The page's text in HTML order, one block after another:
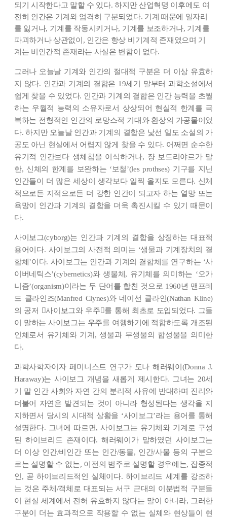
되기 시작한다고 말할 수 있다. 하지만 산업혁명 이후에도 여
전히 인간은 기계와 엄격히 구분되었다. 기계 때문에 일자리
를 잃거나, 기계를 작동시키거나, 기계를 보조하거나, 기계를
파괴하거나 상관없이, 인간은 항상 비기계적 존재였으며 기
계는 비인간적 존재라는 사실은 변함이 없다.
그러나 오늘날 기계와 인간의 절대적 구분은 더 이상 유효하
지 않다. 인간과 기계의 결합은 19세기 말부터 과학소설에서
쉽게 찾을 수 있었다. 인간과 기계의 결합은 인간 능력을 초월
하는 우월적 능력의 소유자로서 상상되어 현실적 한계를 극
복하는 전형적인 인간의 로망스적 기대와 환상의 가공물이었
다. 하지만 오늘날 인간과 기계의 결합은 낯선 일도 소설의 가
공도 아닌 현실에서 어렵지 않게 찾을 수 있다. 어쩌면 순수한
유기적 인간보다 생체칩을 이식하거나, 쟝 보드리야르가 말
한, 신체의 한계를 보완하는 ‘보철’(les prothses) 기구를 지닌
인간들이 더 많은 세상이 생각보다 일찍 올지도 모른다. 신체
적으로든 지적으로든 더 강한 인간이 되고자 하는 열망 또는
욕망이 인간과 기계의 결합을 더욱 촉진시킬 수 있기 때문이
다.
사이보그(cyborg)는 인간과 기계의 결합을 상징하는 대표적
용어이다. 사이보그의 사전적 의미는 ‘생물과 기계장치의 결
합체’이다. 사이보그는 인간과 기계의 결합체를 연구하는 ‘사
이버네틱스’(cybernetics)와 생물체, 유기체를 의미하는 ‘오가
니즘’(organism)이라는 두 단어를 합친 것으로 1960년 맨프레
드 클라인즈(Manfred Clynes)와 네이선 클라인(Nathan Kline)
의 공저 󰡔사이보그와 우주󰡕를 통해 최초로 도입되었다. 그들
이 말하는 사이보그는 우주를 여행하기에 적합하도록 개조된
인체로서 유기체와 기계, 생물과 무생물의 합성물을 의미한
다.
과학사학자이자 페미니스트 연구가 도나 해러웨이(Donna J.
Haraway)는 사이보그 개념을 새롭게 제시한다. 그녀는 20세
기 말 인간 사회와 자연 간의 분리적 사유에 반대하며 진리와
더불어 자연은 발견되는 것이 아니라 형성된다는 생각을 지
지하면서 당시의 시대적 상황을 ‘사이보그’라는 용어를 통해
설명한다. 그녀에 따르면, 사이보그는 유기체와 기계로 구성
된 하이브리드 존재이다. 해러웨이가 말하였던 사이보그는
더 이상 인간/비인간 또는 인간/동물, 인간/사물 등의 구분으
로는 설명할 수 없는, 이전의 범주로 설명할 경우에는, 잡종적
인, 곧 하이브리드적인 실체이다. 하이브리드 세계를 강조하
는 것은 주체/객체로 대표되는 서구 근대의 이분법적 구분들
이 현실 세계에서 전혀 유효하지 않다는 말이 아니라, 그러한
구분이 더는 효과적으로 작용할 수 없는 실체와 현상들이 현